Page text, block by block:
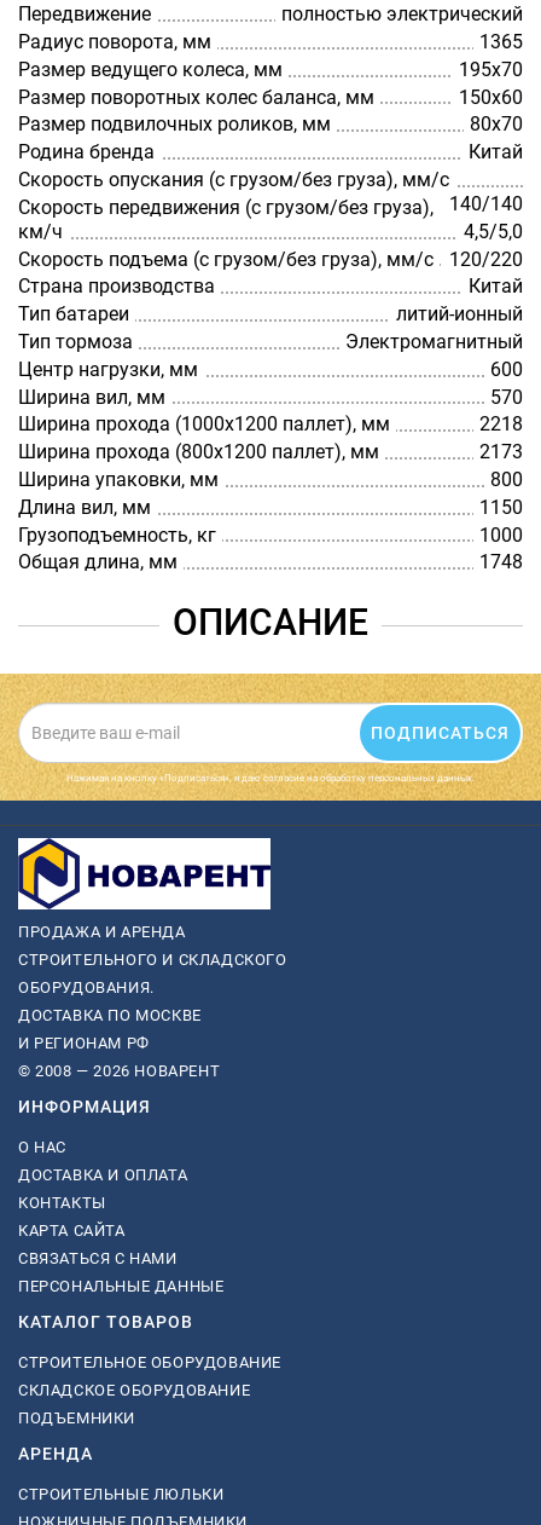
Передвижение
полностью электрический
Радиус поворота, мм
1365
Размер ведущего колеса, мм
195х70
Размер поворотных колес баланса, мм
150х60
Размер подвилочных роликов, мм
80х70
Родина бренда
Китай
Скорость опускания (с грузом/без груза), мм/с
140/140
Скорость передвижения (с грузом/без груза),
км/ч
4,5/5,0
Скорость подъема (с грузом/без груза), мм/с
120/220
Страна производства
Китай
Тип батареи
литий-ионный
Тип тормоза
Электромагнитный
Центр нагрузки, мм
600
Ширина вил, мм
570
Ширина прохода (1000х1200 паллет), мм
2218
Ширина прохода (800х1200 паллет), мм
2173
Ширина упаковки, мм
800
Длина вил, мм
1150
Грузоподъемность, кг
1000
Общая длина, мм
1748
ОПИСАНИЕ
ПОДПИСАТЬСЯ
Нажимая на кнопку «Подписаться», я даю cогласие на обработку персональных данных.
ПРОДАЖА И АРЕНДА
СТРОИТЕЛЬНОГО И СКЛАДСКОГО
ОБОРУДОВАНИЯ.
ДОСТАВКА ПО МОСКВЕ
И РЕГИОНАМ РФ
© 2008 — 2026 НОВАРЕНТ
ИНФОРМАЦИЯ
О НАС
ДОСТАВКА И ОПЛАТА
КОНТАКТЫ
КАРТА САЙТА
СВЯЗАТЬСЯ С НАМИ
ПЕРСОНАЛЬНЫЕ ДАННЫЕ
КАТАЛОГ ТОВАРОВ
СТРОИТЕЛЬНОЕ ОБОРУДОВАНИЕ
СКЛАДСКОЕ ОБОРУДОВАНИЕ
ПОДЪЕМНИКИ
АРЕНДА
СТРОИТЕЛЬНЫЕ ЛЮЛЬКИ